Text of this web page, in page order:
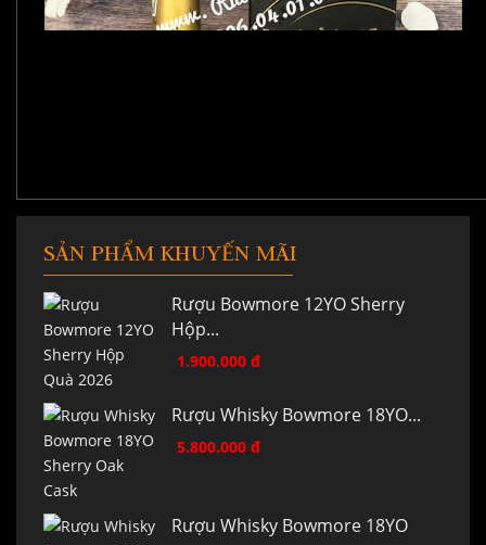
SẢN PHẨM KHUYẾN MÃI
Rượu Bowmore 12YO Sherry
Hộp...
1.900.000 đ
Rượu Whisky Bowmore 18YO...
5.800.000 đ
Rượu Whisky Bowmore 18YO